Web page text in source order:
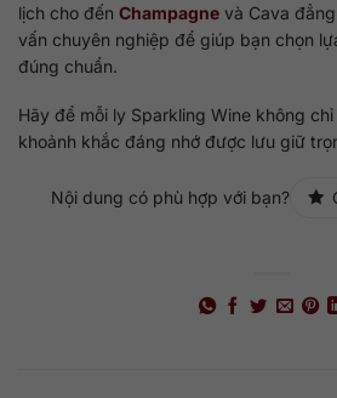
lịch cho đến Champagne và Cava
vấn chuyên nghiệp để giúp bạn chọn
đúng chuẩn.
Hãy để mỗi ly Sparkling Wine không
khoảnh khắc đáng nhớ được lưu giữ
Nội dung có phù hợp với bạn?